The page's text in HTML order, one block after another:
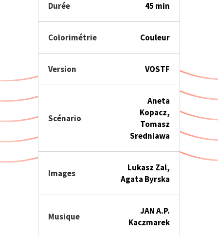
Durée 45 min
Colorimétrie Couleur
Version VOSTF
Scénario
Aneta
Kopacz,
Tomasz
Sredniawa
Images
Lukasz Zal,
Agata Byrska
Musique
JAN A.P.
Kaczmarek